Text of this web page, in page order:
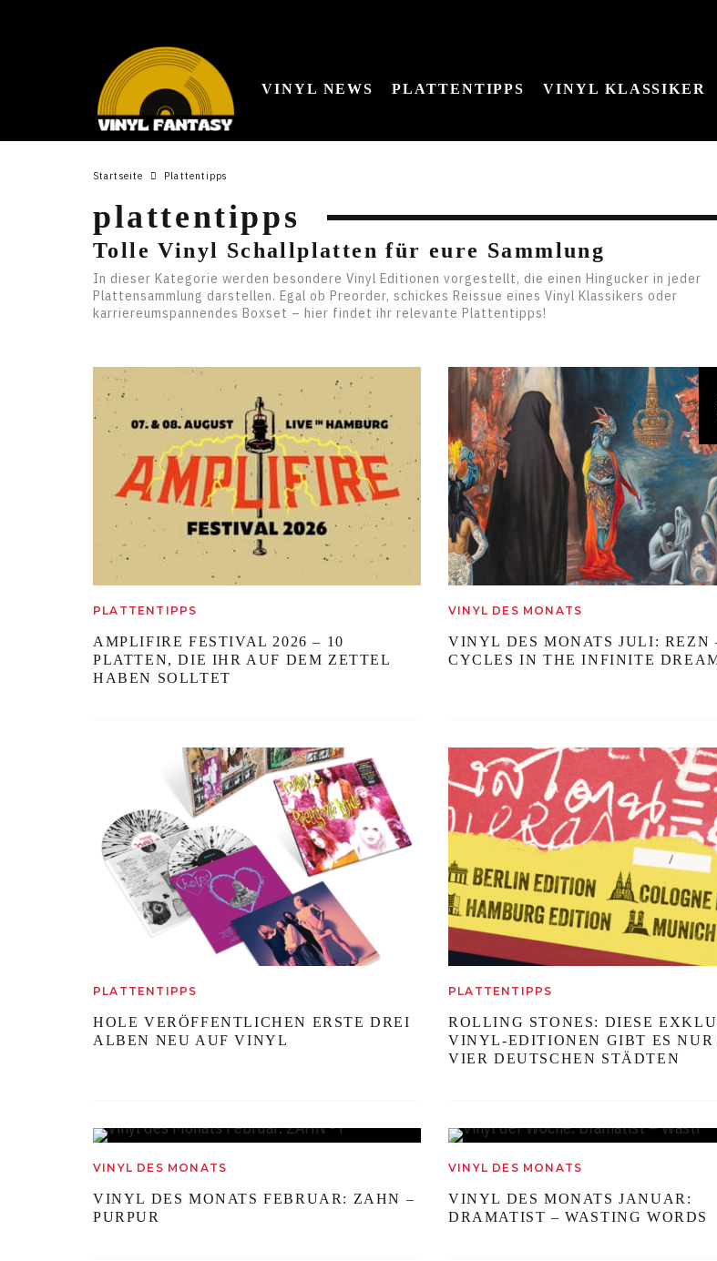
VINYL NEWS PLATTENTIPPS VINYL KLASSIKER
Startseite Plattentipps
plattentipps
Tolle Vinyl Schallplatten für eure Sammlung
In dieser Kategorie werden besondere Vinyl Editionen vorgestellt, die einen Hingucker in jeder
Plattensammlung darstellen. Egal ob Preorder, schickes Reissue eines Vinyl Klassikers oder
karriereumspannendes Boxset – hier findet ihr relevante Plattentipps!
PLATTENTIPPS
AMPLIFIRE FESTIVAL 2026 – 10
PLATTEN, DIE IHR AUF DEM ZETTEL
HABEN SOLLTET
VINYL DES MONATS
VINYL DES MONATS JULI: REZN
CYCLES IN THE INFINITE
PLATTENTIPPS
HOLE VERÖFFENTLICHEN ERSTE DREI
ALBEN NEU AUF VINYL
PLATTENTIPPS
ROLLING STONES: DIESE
VINYL-EDITIONEN GIBT ES NUR
VIER DEUTSCHEN STÄDTEN
VINYL DES MONATS
VINYL DES MONATS FEBRUAR: ZAHN –
PURPUR
VINYL DES MONATS
VINYL DES MONATS JANUAR:
DRAMATIST – WASTING WORDS